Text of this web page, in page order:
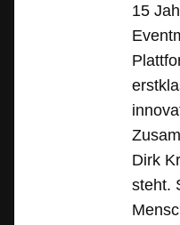
15
Dirk
steht.